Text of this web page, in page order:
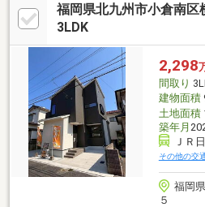
福岡県北九州市小倉南区
3LDK
2,298
間取り
建物面積
土地面積
築年月
ＪＲ
その他の交
福岡
５